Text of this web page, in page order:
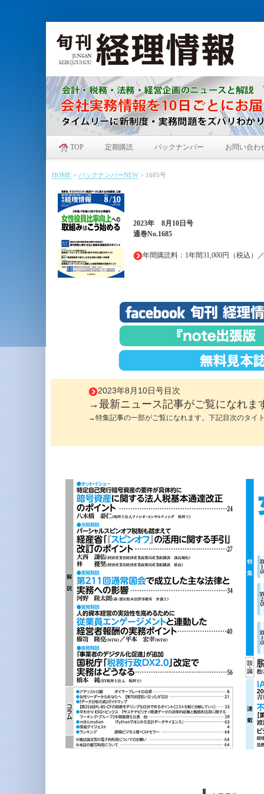
TOP 定期購読 バックナンバー お問い合わ
HOME > バックナンバーNEW> 1685号
2023年 8月10日 号
通巻No.1685
年間購読料：1年間31,000円（税込）
2023年8月10日号目次
→最新ニュース記事がご覧になれま
→特集記事の一部がご覧になれます。下記目次のタイ